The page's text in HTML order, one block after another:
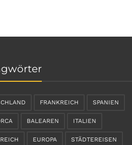
FRANKREICH SPANIEN
BALEAREN ITALIEN
EUROPA STÄDTEREISEN